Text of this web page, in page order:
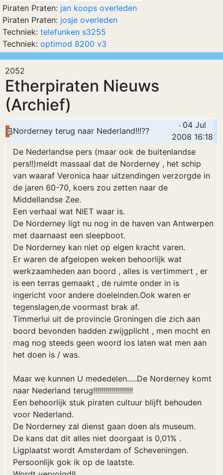
2052
Etherpiraten Nieuws
(Archief)
Norderney terug naar Nederland!!!??
04 Jul
2008 16:18
De Nederlandse pers (maar ook de buitenlandse
pers!!)meldt massaal dat de Norderney , het schip
van waaraf Veronica haar uitzendingen verzorgde in
de jaren 60-70, koers zou zetten naar de
Middellandse Zee.
Een verhaal wat NIET waar is.
De Norderney ligt nu nog in de haven van Antwerpen
met daarnaast een sleepboot.
De Norderney kan niet op eigen kracht varen.
Er waren de afgelopen weken behoorlijk wat
werkzaamheden aan boord , alles is vertimmert , er
is een terras gemaakt , de ruimte onder in is
ingericht voor andere doeleinden.Ook waren er
tegenslagen,de voormast brak af.
Timmerlui uit de provincie Groningen die zich aan
boord bevonden hadden zwijgplicht , men mocht en
mag nog steeds geen woord los laten wat men aan
het doen is / was.
Maar we kunnen U mededelen.....De Norderney komt
naar Nederland terug!!!!!!!!!!!!!!!!!!!!
Een behoorlijk stuk piraten cultuur blijft behouden
voor Nederland.
De Norderney zal dienst gaan doen als museum.
De kans dat dit alles niet doorgaat is 0,01% .
Ligplaatst wordt Amsterdam of Scheveningen.
Persoonlijk gok ik op de laatste.
Piraten Praten: jan koops overleden
Piraten Praten: josje overleden
Techniek: telefunken s3255
Techniek: optimod 8200 v3